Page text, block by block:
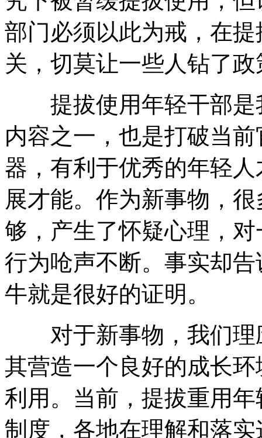
部门必须以此为戒，在
关，切莫让一些人钻了
提拔使用年轻干部是
内容之一，也是打破当
器，有利于优秀的年轻
展才能。作为新事物，
够，产生了怀疑心理，
行为呛声不断。事实却
牛就是很好的证明。
对于新事物，我们理
其营造一个良好的成长
利用。当前，提拔重用
制度，各地在理解和落